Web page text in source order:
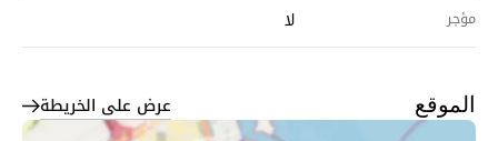
مؤجر لا
الموقع عرض على الخريطة